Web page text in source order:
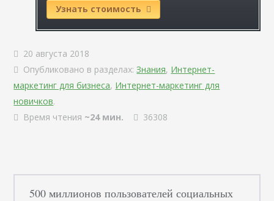
Узнать стоимость
20 августа 2018
Опубликовано в разделах: Знания, Интернет-
маркетинг для бизнеса, Интернет-маркетинг для
новичков.
Время чтения ~24 мин. 36308
500 миллионов пользователей социальных